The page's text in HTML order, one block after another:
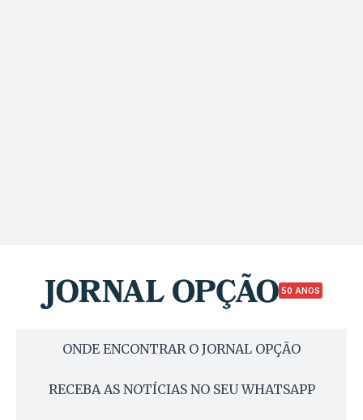
50 ANOS
ONDE ENCONTRAR O JORNAL OPÇÃO
RECEBA AS NOTÍCIAS NO SEU WHATSAPP